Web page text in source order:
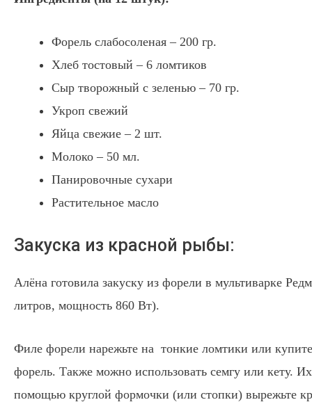
Форель слабосоленая – 200 гр.
Хлеб тостовый – 6 ломтиков
Сыр творожный с зеленью – 70 гр.
Укроп свежий
Яйца свежие – 2 шт.
Молоко – 50 мл.
Панировочные сухари
Растительное масло
Закуска из красной рыбы:
Алёна готовила закуску из форели в мультиварке
литров, мощность 860 Вт).
Филе форели нарежьте на тонкие ломтики или
форель. Также можно использовать семгу или кету. Их
помощью круглой формочки (или стопки) вырежьте